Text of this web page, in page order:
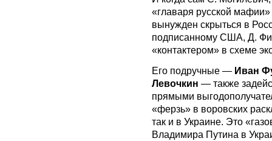
«главаря русской
вынужден скрыться в
подписанному США, Д.
«контактером» в схеме
Его подручные — Иван
Левочкин — также
прямыми
«ферзь» в воровских
так и в Украине. Это
Владимира Путина в